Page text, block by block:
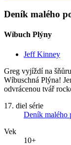
Deník malého
Wíbuch Plýny
Jeff Kinney
Greg vyjíždí na
Wíbuschná Plýna!
odvrácenou tvář
17. diel série
Deník malého
Vek
10+